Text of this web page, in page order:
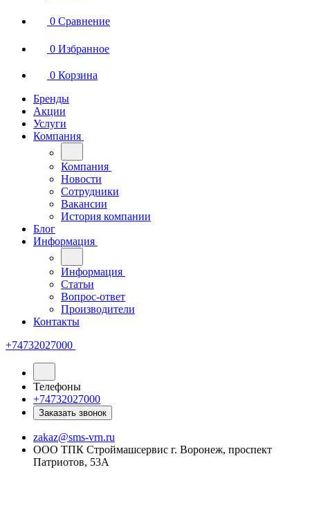
0 Сравнение
0 Избранное
0 Корзина
Бренды
Акции
Услуги
Компания
Компания
Новости
Сотрудники
Вакансии
История компании
Блог
Информация
Информация
Статьи
Вопрос-ответ
Производители
Контакты
+74732027000
Телефоны
+74732027000
Заказать звонок
zakaz@sms-vrn.ru
ООО ТПК Строймашсервис г. Воронеж, проспект
Патриотов, 53А